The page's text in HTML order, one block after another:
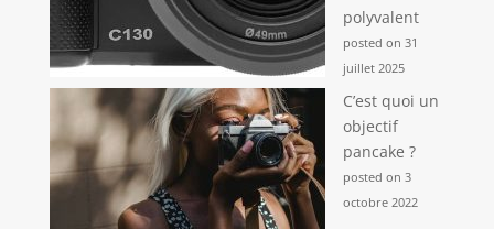
polyvalent
posted on 31
juillet 2025
C’est quoi un
objectif
pancake ?
posted on 3
octobre 2022